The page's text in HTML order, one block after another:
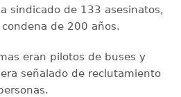
sindicado de 133 asesinatos,
de 200 años.
eran pilotos de buses y
señalado de reclutamiento